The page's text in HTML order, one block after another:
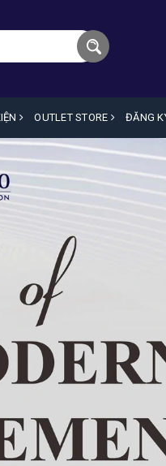
OUTLET STORE ĐĂNG